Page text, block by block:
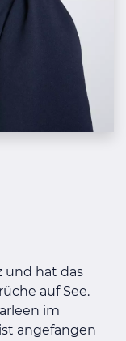
und hat das
auf See.
im
angefangen